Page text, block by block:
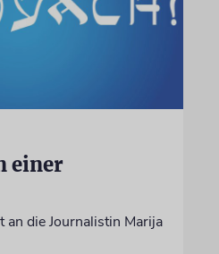
einer
an die Journalistin Marija